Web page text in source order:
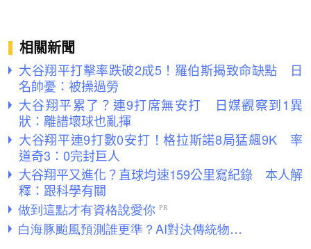
相關新聞
大谷翔平打擊率跌破2成5！羅伯斯揭致命缺點 日
名帥憂：被操過勞
大谷翔平累了？連9打席無安打 日媒觀察到1異
狀：離譜壞球也亂揮
大谷翔平連9打數0安打！格拉斯諾8局猛飆9K 率
道奇3：0完封巨人
大谷翔平又進化？直球均速159公里寫紀錄 本人解
釋：跟科學有關